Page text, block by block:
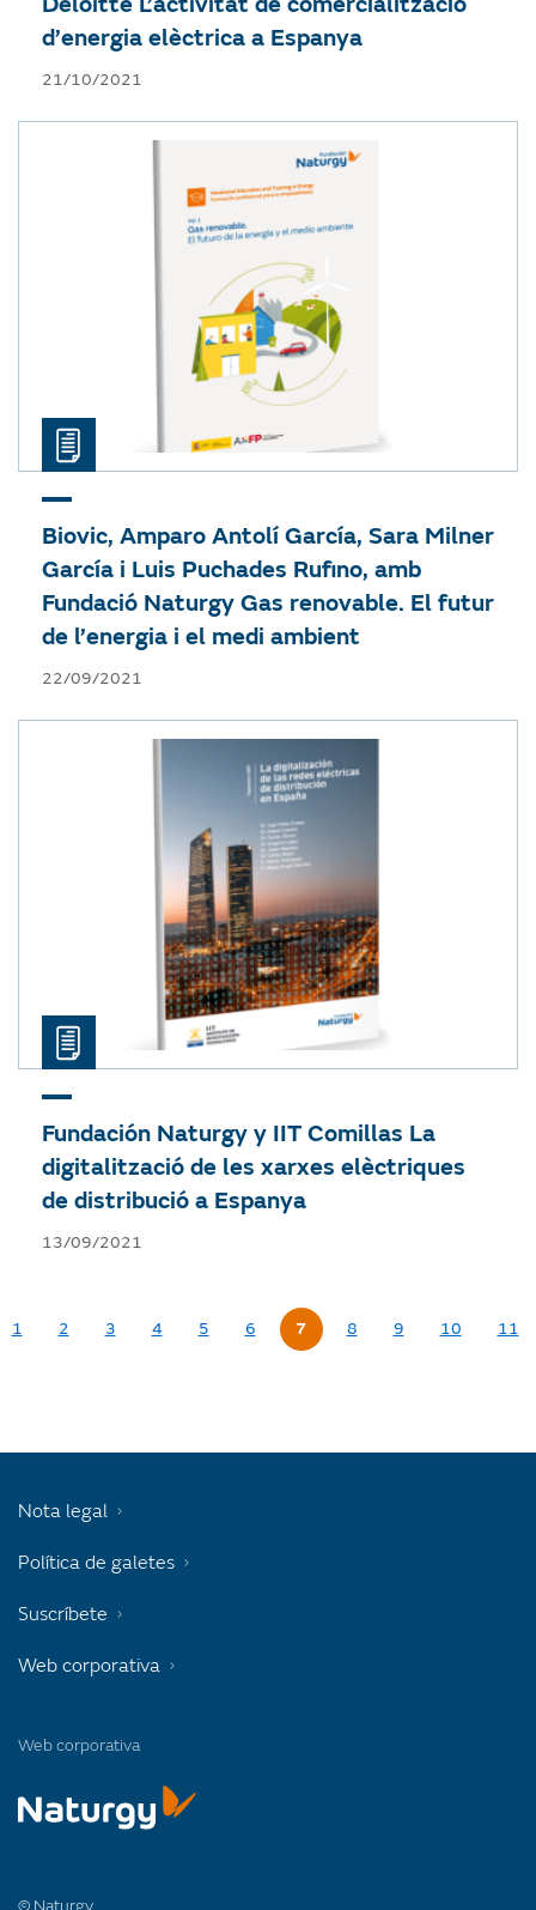
d’energia elèctrica a Espanya
21/10/2021
Biovic, Amparo Antolí García, Sara Milner
García i Luis Puchades Rufino, amb
Fundació Naturgy Gas renovable. El futur
de l’energia i el medi ambient
22/09/2021
Fundación Naturgy y IIT Comillas La
digitalització de les xarxes elèctriques
de distribució a Espanya
13/09/2021
1 2 3 4 5 6 7 8 9 10 11
Web corporativa
Nota legal
Política de galetes
Suscríbete
Web corporativa